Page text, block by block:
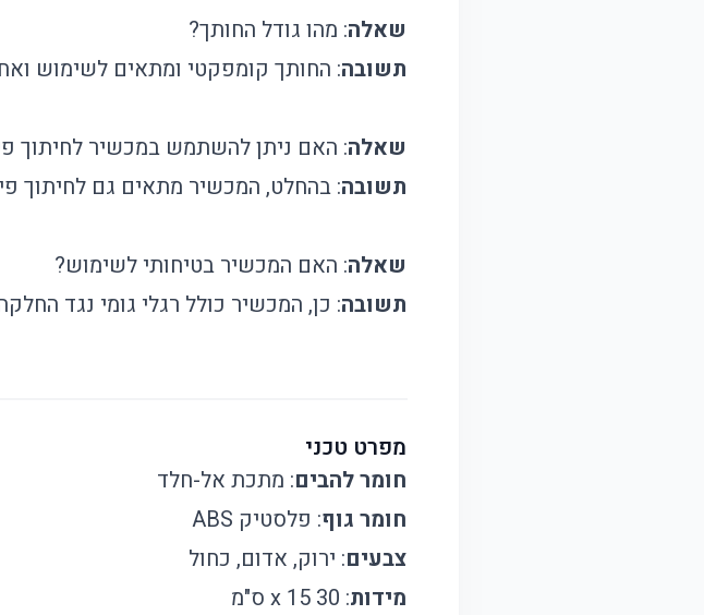
שאלה: מהו גודל החותך?
תשובה: החותך קומפקטי ומתאים לשימוש
שאלה: האם ניתן להשתמש במכשיר לחיתוך
תשובה: בהחלט, המכשיר מתאים גם לחיתוך
שאלה: האם המכשיר בטיחותי לשימוש?
תשובה: כן, המכשיר כולל רגלי גומי נגד
מפרט טכני
חומר להבים: מתכת אל-חלד
חומר גוף: פלסטיק ABS
צבעים: ירוק, אדום, כחול
מידות: 30 x 15 ס"מ